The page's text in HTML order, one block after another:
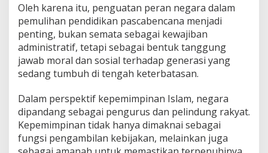
Oleh karena itu, penguatan peran negara dalam
pemulihan pendidikan pascabencana menjadi
penting, bukan semata sebagai kewajiban
administratif, tetapi sebagai bentuk tanggung
jawab moral dan sosial terhadap generasi yang
sedang tumbuh di tengah keterbatasan.
Dalam perspektif kepemimpinan Islam, negara
dipandang sebagai pengurus dan pelindung rakyat.
Kepemimpinan tidak hanya dimaknai sebagai
fungsi pengambilan kebijakan, melainkan juga